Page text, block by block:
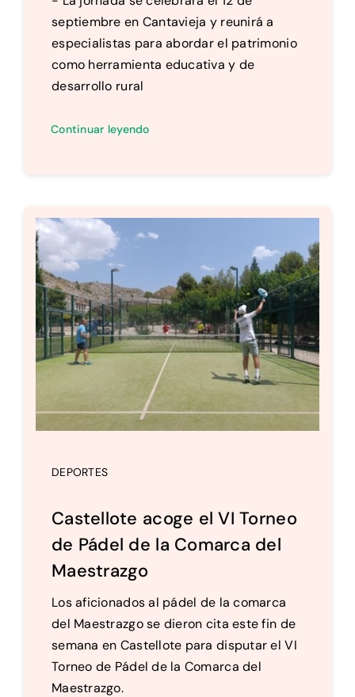
septiembre en Cantavieja y reunirá a
especialistas para abordar el patrimonio
como herramienta educativa y de
desarrollo rural
Continuar leyendo
DEPORTES
Castellote acoge el VI Torneo
de Pádel de la Comarca del
Maestrazgo
Los aficionados al pádel de la comarca
del Maestrazgo se dieron cita este fin de
semana en Castellote para disputar el VI
Torneo de Pádel de la Comarca del
Maestrazgo.